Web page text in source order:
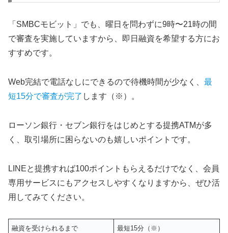
「SMBCモビット」でも、曜日を問わずに9時〜21時の間
で審査を実施していますから、即日融資を希望する方にお
すすめです。
Web完結で電話なしにできるので待機時間が少なく、 最
短15分で審査が完了 します（※）。
ローソン銀行・セブン銀行をはじめとする提携ATMが多
く、取引場所に困らないのも嬉しいポイントです。
LINEと提携すれば100ポイントもらえるだけでなく、会員
専用サービスにもアクセスしやすくなりますから、ぜひ活
用してみてください。
融資を受けられるまで 最短15分（※）